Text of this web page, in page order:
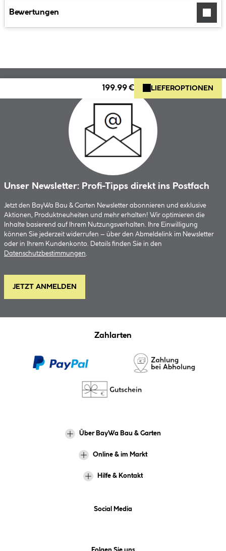
Bewertungen
199.99 € LIEFEROPTIONEN
Unser Newsletter: Profi-Tipps direkt ins Postfach
Jetzt den BayWa Bau & Garten Newsletter abonnieren und exklusive
Aktionen, Produktneuheiten und mehr erhalten! Wir optimieren die
Inhalte basierend auf Ihrem Nutzungsverhalten. Ihre Einwilligung
können Sie jederzeit widerrufen – über den Abmeldelink im Newsletter
oder in Ihrem Kundenkonto. Details finden Sie in den
Datenschutzbestimmungen.
JETZT ANMELDEN
Zahlarten
Über BayWa Bau & Garten
Online & im Markt
Hilfe & Kontakt
Social Media